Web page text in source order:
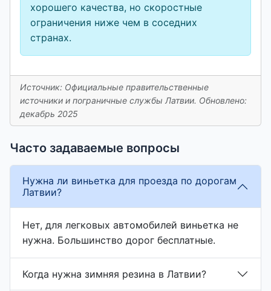
хорошего качества, но скоростные
ограничения ниже чем в соседних
странах.
Источник: Официальные правительственные
источники и пограничные службы Латвии. Обновлено:
декабрь 2025
Часто задаваемые вопросы
Нужна ли виньетка для проезда по дорогам
Латвии?
Нет, для легковых автомобилей виньетка не
нужна. Большинство дорог бесплатные.
Когда нужна зимняя резина в Латвии?